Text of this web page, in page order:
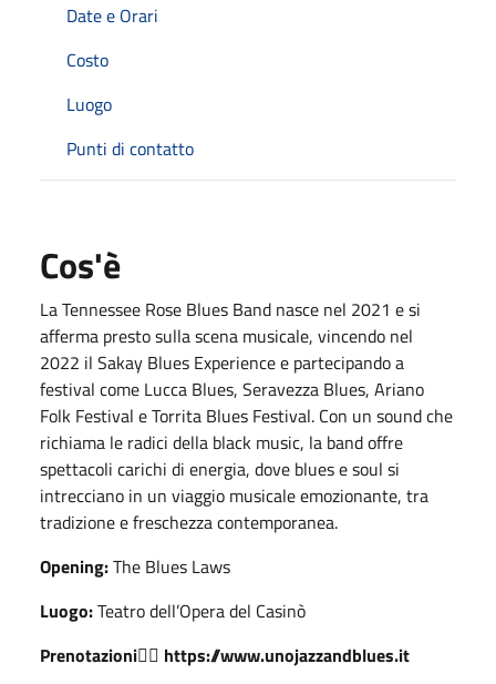
Date e Orari
Costo
Luogo
Punti di contatto
Cos'è
La Tennessee Rose Blues Band nasce nel 2021 e si
afferma presto sulla scena musicale, vincendo nel
2022 il Sakay Blues Experience e partecipando a
festival come Lucca Blues, Seravezza Blues, Ariano
Folk Festival e Torrita Blues Festival. Con un sound che
richiama le radici della black music, la band offre
spettacoli carichi di energia, dove blues e soul si
intrecciano in un viaggio musicale emozionante, tra
tradizione e freschezza contemporanea.
Opening:The Blues Laws
Luogo:Teatro dell’Opera del Casinò
Prenotazioni👉🏻 https://www.unojazzandblues.it